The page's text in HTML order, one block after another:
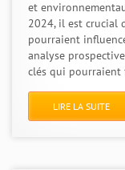
et
2024, il est crucial
pourraient
analyse
clés qui pourraient
LIRE LA SUITE